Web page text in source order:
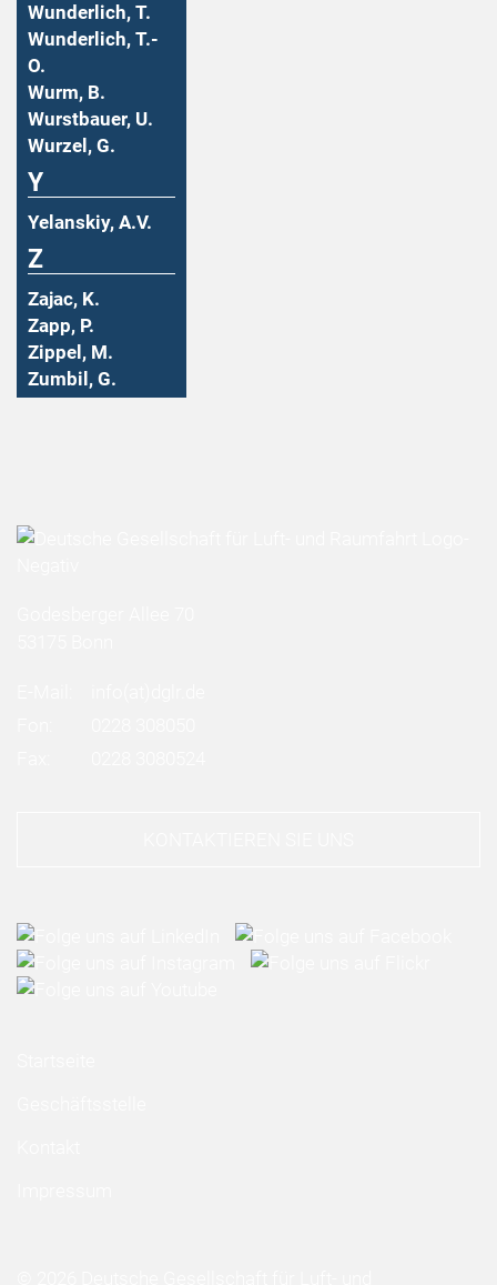
Wunderlich, T.
Wunderlich, T.-
O.
Wurm, B.
Wurstbauer, U.
Wurzel, G.
Y
Yelanskiy, A.V.
Z
Zajac, K.
Zapp, P.
Zippel, M.
Zumbil, G.